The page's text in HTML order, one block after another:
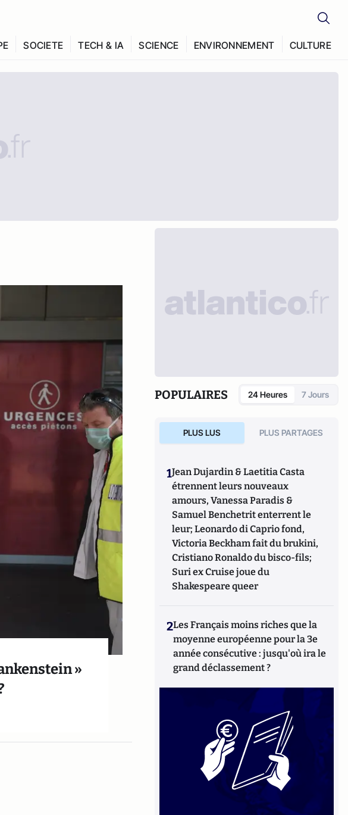
SOCIETE TECH & IA SCIENCE ENVIRONNEMENT CULTURE
»
POPULAIRES 24 Heures 7 Jours
PLUS LUS PLUS PARTAGES
1Jean Dujardin & Laetitia Casta
étrennent leurs nouveaux
amours, Vanessa Paradis &
Samuel Benchetrit enterrent le
leur; Leonardo di Caprio fond,
Victoria Beckham fait du brukini,
Cristiano Ronaldo du bisco-fils;
Suri ex Cruise joue du
Shakespeare queer
2Les Français moins riches que la
moyenne européenne pour la 3e
année consécutive : jusqu'où ira le
grand déclassement ?